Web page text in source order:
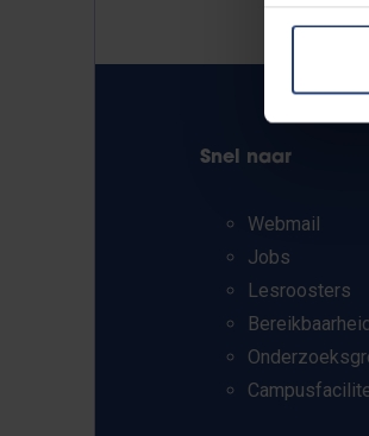
Snel naar
Webmail
Jobs
Lesroosters